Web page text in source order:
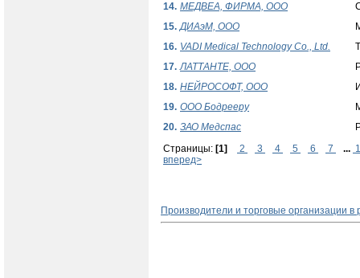
14. МЕДВЕА, ФИРМА, ООО
15. ДИАэМ, ООО
16. VADI Medical Technology Co., Ltd.
17. ЛАТТАНТЕ, ООО
18. НЕЙРОСОФТ, ООО
19. ООО Бодрееру
20. ЗАО Медспас
Страницы: [1] 2 3 4 5 6 7 ...
вперед>
Производители и торговые организации в